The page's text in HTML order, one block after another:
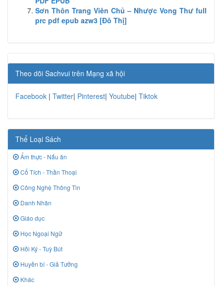
Sơn Thôn Trang Viên Chủ – Nhược Vong Thư full
prc pdf epub azw3 [Đô Thị]
Theo dõi Sachvui trên Mạng xã hội
Facebook | Twitter| Pinterest| Youtube| Tiktok
Thể Loại Sách
Ẩm thực - Nấu ăn
Cổ Tích - Thần Thoại
Công Nghệ Thông Tin
Danh Nhân
Giáo dục
Học Ngoại Ngữ
Hồi Ký - Tuỳ Bút
Huyền bí - Giả Tưởng
Khác